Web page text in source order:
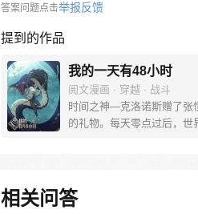
答案问题点击举报反馈
提到的作品
我的一天有48小时
阅文漫画 · 穿越 · 战斗
时间之神—克洛诺斯赠了张
的礼物。每天零点过后，世
标：生存40天】 东京漂移【
获得地下改装车赛事冠军
相关问答